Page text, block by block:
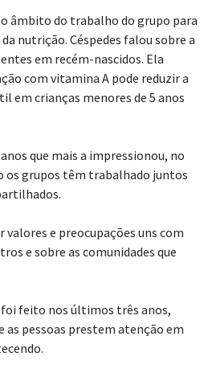
âmbito do trabalho do grupo para
nutrição. Céspedes falou sobre a
em recém-nascidos. Ela
com vitamina A pode reduzir a
em crianças menores de 5 anos
que mais a impressionou, no
grupos têm trabalhado juntos
e preocupações uns com
e sobre as comunidades que
foi feito nos últimos três anos,
as pessoas prestem atenção em